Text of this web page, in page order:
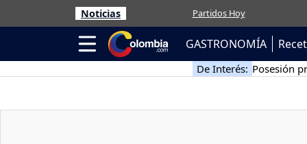
Noticias Partidos Hoy
GASTRONOMÍA
De Interés: Posesión